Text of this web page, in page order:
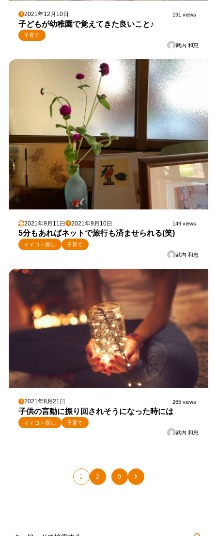
2021年12月10日 191 views
子どもが幼稚園で覚えてきた良いこと♪
子育て
武内 和恵
2021年9月11日 2021年9月10日 149 views
5分もあればネットで旅行も済ませられる(笑)
イイコト探し
子育て
武内 和恵
2021年8月21日 265 views
子供の言動に振り回されそうになった時には
イイコト探し
子育て
武内 和恵
1 2 … 9